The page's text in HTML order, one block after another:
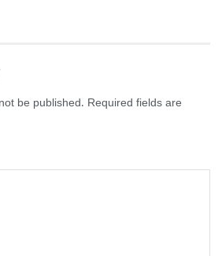
be published. Required fields are